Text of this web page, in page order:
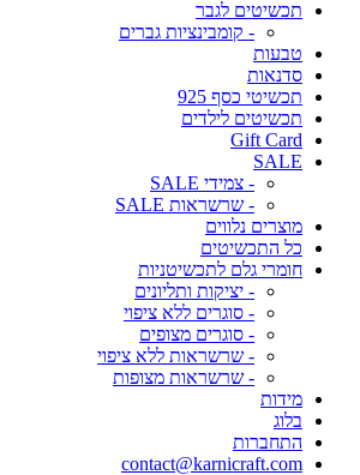
תכשיטים לגבר
- קומבינציות גברים
טבעות
סדנאות
תכשיטי כסף 925
תכשיטים לילדים
Gift Card
SALE
- צמידי SALE
- שרשראות SALE
מוצרים נלווים
כל התכשיטים
חומרי גלם לתכשיטניות
- יציקות ותליונים
- סוגרים ללא ציפוי
- סוגרים מצופים
- שרשראות ללא ציפוי
- שרשראות מצופות
מידות
בלוג
התחברות
contact@karnicraft.com